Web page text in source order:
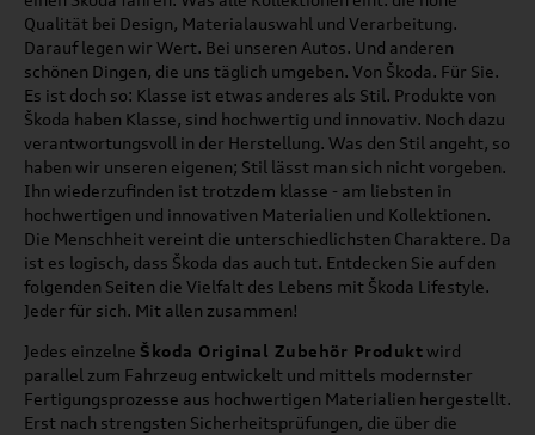
Qualität bei Design, Materialauswahl und Verarbeitung.
Darauf legen wir Wert. Bei unseren Autos. Und anderen
schönen Dingen, die uns täglich umgeben. Von Škoda. Für Sie.
Es ist doch so: Klasse ist etwas anderes als Stil. Produkte von
Škoda haben Klasse, sind hochwertig und innovativ. Noch dazu
verantwortungsvoll in der Herstellung. Was den Stil angeht, so
haben wir unseren eigenen; Stil lässt man sich nicht vorgeben.
Ihn wiederzufinden ist trotzdem klasse - am liebsten in
hochwertigen und innovativen Materialien und Kollektionen.
Die Menschheit vereint die unterschiedlichsten Charaktere. Da
ist es logisch, dass Škoda das auch tut. Entdecken Sie auf den
folgenden Seiten die Vielfalt des Lebens mit Škoda Lifestyle.
Jeder für sich. Mit allen zusammen!
Jedes einzelne Škoda Original Zubehör Produktwird
parallel zum Fahrzeug entwickelt und mittels modernster
Fertigungsprozesse aus hochwertigen Materialien hergestellt.
Erst nach strengsten Sicherheitsprüfungen, die über die